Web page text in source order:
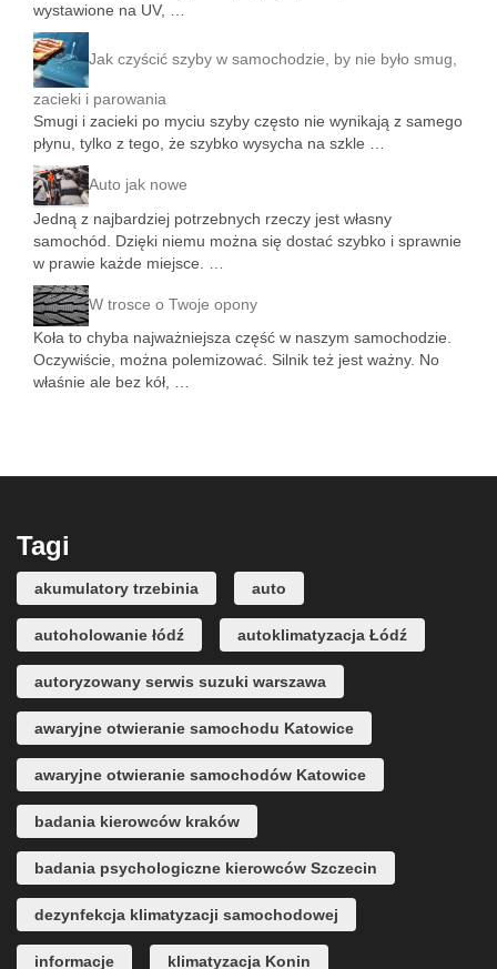
wystawione na UV, …
Jak czyścić szyby w samochodzie, by nie było smug,
zacieki i parowania
Smugi i zacieki po myciu szyby często nie wynikają z samego
płynu, tylko z tego, że szybko wysycha na szkle …
Auto jak nowe
Jedną z najbardziej potrzebnych rzeczy jest własny
samochód. Dzięki niemu można się dostać szybko i sprawnie
w prawie każde miejsce. …
W trosce o Twoje opony
Koła to chyba najważniejsza część w naszym samochodzie.
Oczywiście, można polemizować. Silnik też jest ważny. No
właśnie ale bez kół, …
Tagi
akumulatory trzebinia auto
autoholowanie łódź autoklimatyzacja Łódź
autoryzowany serwis suzuki warszawa
awaryjne otwieranie samochodu Katowice
awaryjne otwieranie samochodów Katowice
badania kierowców kraków
badania psychologiczne kierowców Szczecin
dezynfekcja klimatyzacji samochodowej
informacje klimatyzacja Konin